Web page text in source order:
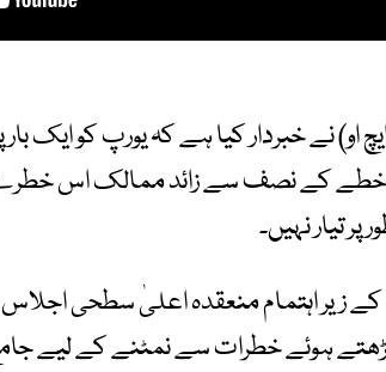
او) نے خبردار کیا ہے کہ یورپ کو ایک
خطے کے نصف سے زائد ممالک اس خطرے
تیار نہیں۔
کے زیر اہتمام منعقدہ اعلیٰ سطحی
ہوئے خطرات سے نمٹنے کے لیے